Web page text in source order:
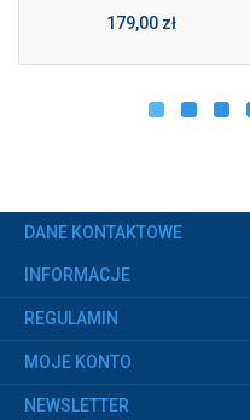
179,00 zł
DANE KONTAKTOWE
INFORMACJE
REGULAMIN
MOJE KONTO
NEWSLETTER